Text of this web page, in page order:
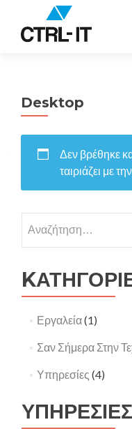
Desktop
Δεν βρέθηκε
ταιριάζει με
για:
Εργαλεία(1)
Σαν Σήμερα Στην
Υπηρεσίες (4)
ΥΠΗΡΕΣΙΕΣ